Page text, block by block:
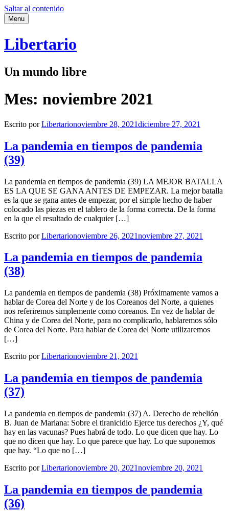
Saltar al contenido
Menu
Libertario
Un mundo libre
Mes: noviembre 2021
Escrito porLibertarionoviembre 28, 2021diciembre 27, 2021
La pandemia en tiempos de pandemia
(39)
La pandemia en tiempos de pandemia (39) LA MEJOR BATALLA
ES LA QUE SE GANA ANTES DE EMPEZAR. La mejor batalla
es la que se gana antes de empezar, por el simple hecho de haber
colocado las piezas en el tablero de la forma correcta. De la forma
en la que el resultado de cualquier […]
Escrito porLibertarionoviembre 26, 2021noviembre 27, 2021
La pandemia en tiempos de pandemia
(38)
La pandemia en tiempos de pandemia (38) Próximamente vamos a
hablar de Corea del Norte y de los Coreanos del Norte, a quienes
nos referiremos simplemente como coreanos. En vez de hablar de
China y de Corea del Norte, para no complicarlo, hablaremos sólo
de Corea del Norte. Para hablar de Corea del Norte utilizaremos
[…]
Escrito porLibertarionoviembre 21, 2021
La pandemia en tiempos de pandemia
(37)
La pandemia en tiempos de pandemia (37) A. Derecho de rebelión
B. Juan de Mariana: Sobre el tiranicidio Ejerce tus derechos ¿Y, qué
hay en las vacunas? Pues habrá de todo. Lo que dicen que hay. Lo
que no dicen que hay. Lo que parece que hay. Lo que suponemos
que hay. “Lo que no […]
Escrito porLibertarionoviembre 20, 2021noviembre 20, 2021
La pandemia en tiempos de pandemia
(36)